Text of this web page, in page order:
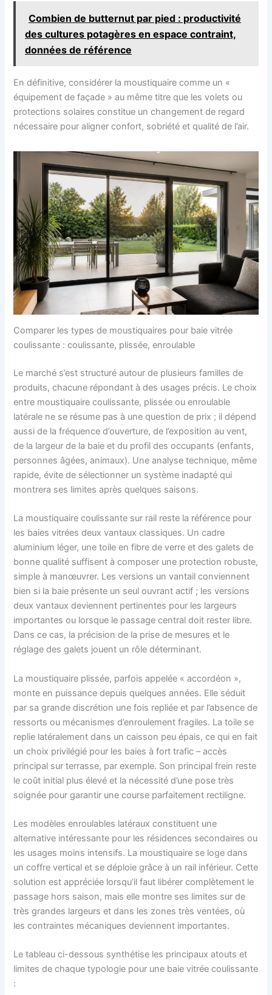
Combien de butternut par pied : productivité
des cultures potagères en espace contraint,
données de référence
En définitive, considérer la moustiquaire comme un «
équipement de façade » au même titre que les volets ou
protections solaires constitue un changement de regard
nécessaire pour aligner confort, sobriété et qualité de l’air.
Comparer les types de moustiquaires pour baie vitrée
coulissante : coulissante, plissée, enroulable
Le marché s’est structuré autour de plusieurs familles de
produits, chacune répondant à des usages précis. Le choix
entre moustiquaire coulissante, plissée ou enroulable
latérale ne se résume pas à une question de prix ; il dépend
aussi de la fréquence d’ouverture, de l’exposition au vent,
de la largeur de la baie et du profil des occupants (enfants,
personnes âgées, animaux). Une analyse technique, même
rapide, évite de sélectionner un système inadapté qui
montrera ses limites après quelques saisons.
La moustiquaire coulissante sur rail reste la référence pour
les baies vitrées deux vantaux classiques. Un cadre
aluminium léger, une toile en fibre de verre et des galets de
bonne qualité suffisent à composer une protection robuste,
simple à manœuvrer. Les versions un vantail conviennent
bien si la baie présente un seul ouvrant actif ; les versions
deux vantaux deviennent pertinentes pour les largeurs
importantes ou lorsque le passage central doit rester libre.
Dans ce cas, la précision de la prise de mesures et le
réglage des galets jouent un rôle déterminant.
La moustiquaire plissée, parfois appelée « accordéon »,
monte en puissance depuis quelques années. Elle séduit
par sa grande discrétion une fois repliée et par l’absence de
ressorts ou mécanismes d’enroulement fragiles. La toile se
replie latéralement dans un caisson peu épais, ce qui en fait
un choix privilégié pour les baies à fort trafic – accès
principal sur terrasse, par exemple. Son principal frein reste
le coût initial plus élevé et la nécessité d’une pose très
soignée pour garantir une course parfaitement rectiligne.
Les modèles enroulables latéraux constituent une
alternative intéressante pour les résidences secondaires ou
les usages moins intensifs. La moustiquaire se loge dans
un coffre vertical et se déploie grâce à un rail inférieur. Cette
solution est appréciée lorsqu’il faut libérer complètement le
passage hors saison, mais elle montre ses limites sur de
très grandes largeurs et dans les zones très ventées, où
les contraintes mécaniques deviennent importantes.
Le tableau ci-dessous synthétise les principaux atouts et
limites de chaque typologie pour une baie vitrée coulissante
: